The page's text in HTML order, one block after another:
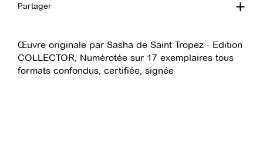
Partager
Œuvre originale par Sasha de Saint Tropez - Edition
COLLECTOR, Numérotée sur 17 exemplaires tous
formats confondus, certifiée, signée